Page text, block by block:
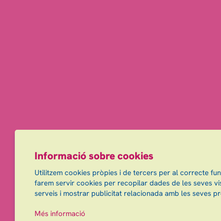
Informació sobre cookies
Utilitzem cookies pròpies i de tercers per al correcte
farem servir cookies per recopilar dades de les seves
serveis i mostrar publicitat relacionada amb les seves
Més informació